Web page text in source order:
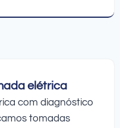
elétrica
com diagnóstico
tomadas